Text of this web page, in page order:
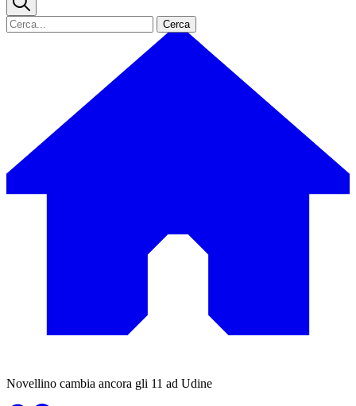
Cerca
Novellino cambia ancora gli 11 ad Udine